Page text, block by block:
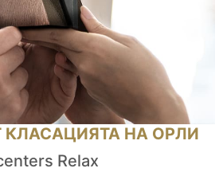
КЛАСАЦИЯТА НА ОРЛИ
Relax